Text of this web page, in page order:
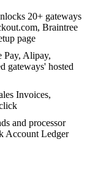
20+ gateways
Braintree
page
Pay, Alipay,
gateways' hosted
Invoices,
and processor
Account Ledger